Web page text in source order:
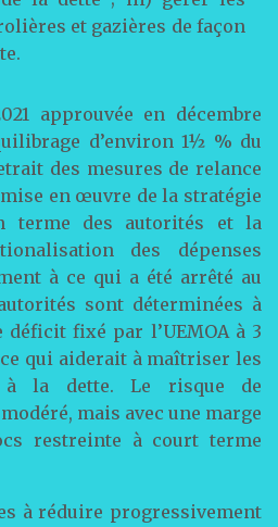
et gazières de façon
approuvée en décembre
d’environ 1½ % du
des mesures de relance
mise en œuvre de la stratégie
terme des autorités et la
des dépenses
à ce qui a été arrêté au
sont déterminées à
fixé par l’UEMOA à 3
ce qui aiderait à maîtriser les
à la dette. Le risque de
mais avec une marge
restreinte à court terme
à réduire progressivement